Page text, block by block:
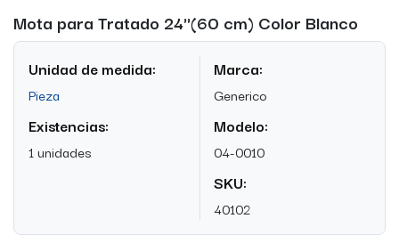
Mota para Tratado 24''(60 cm) Color Blanco
Unidad de medida:
Pieza
Existencias:
1 unidades
Marca:
Generico
Modelo:
04-0010
SKU:
40102